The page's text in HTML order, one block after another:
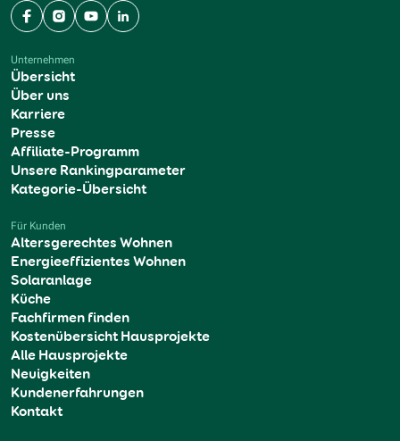
FacebookInstagram
YouTubeLinkedIn
Unternehmen
Übersicht
Über uns
Karriere
Presse
Affiliate-Programm
Unsere Rankingparameter
Kategorie-Übersicht
Für Kunden
Altersgerechtes Wohnen
Energieeffizientes Wohnen
Solaranlage
Küche
Fachfirmen finden
Kostenübersicht Hausprojekte
Alle Hausprojekte
Neuigkeiten
Kundenerfahrungen
Kontakt